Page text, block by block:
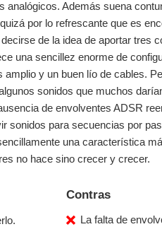
Además suena
por lo refrescante que es
de la idea de aportar tres
una sencillez enorme de
y un buen lío de cables.
sonidos que muchos
de envolventes ADSR
sonidos para secuencias por
una característica
no hace sino crecer y crecer.
Contras
La falta de